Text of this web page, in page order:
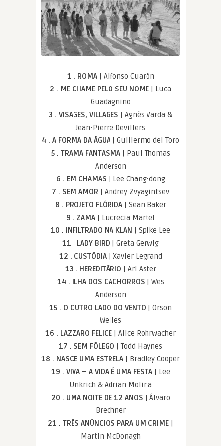
1 . ROMA
| Alfonso Cuarón
2 . ME CHAME PELO SEU NOME
| Luca
Guadagnino
3 . VISAGES, VILLAGES
| Agnès Varda &
Jean-Pierre Devillers
4 . A FORMA DA ÁGUA
| Guillermo del Toro
5 . TRAMA FANTASMA
| Paul Thomas
Anderson
6 . EM CHAMAS
| Lee Chang-dong
7 . SEM AMOR
| Andrey Zvyagintsev
8 . PROJETO FLÓRIDA
| Sean Baker
9 . ZAMA
| Lucrecia Martel
10 . INFILTRADO NA KLAN
| Spike Lee
11 . LADY BIRD
| Greta Gerwig
12 . CUSTÓDIA
| Xavier Legrand
13 . HEREDITÁRIO
| Ari Aster
14 . ILHA DOS CACHORROS
| Wes
Anderson
15 . O OUTRO LADO DO VENTO
| Orson
Welles
16 . LAZZARO FELICE
| Alice Rohrwacher
17 . SEM FÔLEGO
| Todd Haynes
18 . NASCE UMA ESTRELA
| Bradley Cooper
19 . VIVA – A VIDA É UMA FESTA
| Lee
Unkrich & Adrian Molina
20 . UMA NOITE DE 12 ANOS
| Álvaro
Brechner
21 . TRÊS ANÚNCIOS PARA UM CRIME
Martin McDonagh